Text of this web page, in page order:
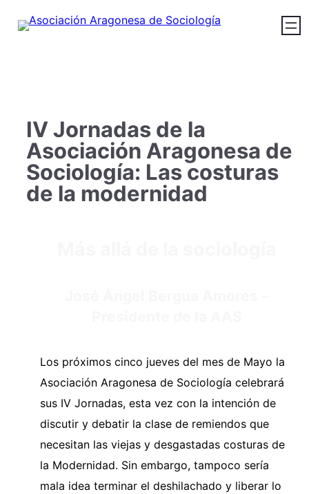
IV Jornadas de la
Asociación Aragonesa de
Sociología: Las costuras
de la modernidad
Los próximos cinco jueves del mes de Mayo la
Asociación Aragonesa de Sociología celebrará
sus IV Jornadas, esta vez con la intención de
discutir y debatir la clase de remiendos que
necesitan las viejas y desgastadas costuras de
la Modernidad. Sin embargo, tampoco sería
mala idea terminar el deshilachado y liberar lo